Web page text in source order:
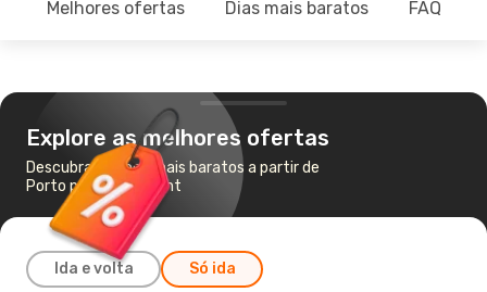
Melhores ofertas Dias mais baratos FAQ
Explore as melhores ofertas
Descubra os voos mais baratos a partir de
Porto para Maastricht
Ida e volta Só ida